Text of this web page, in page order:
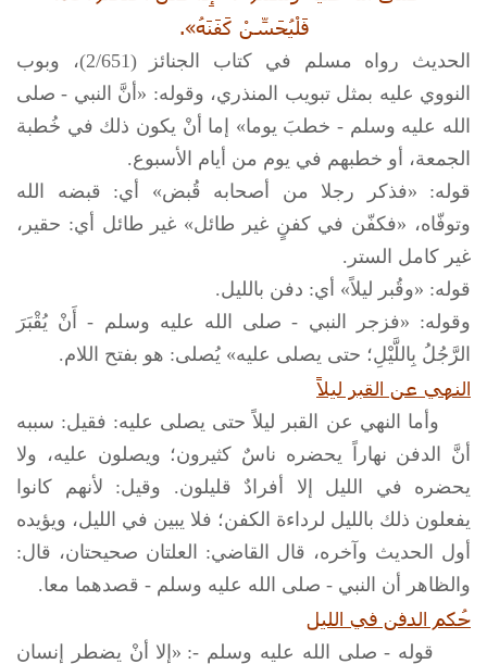
فَلْيُحَسِّنْ كَفَنَهُ».
الحديث رواه مسلم في كتاب الجنائز (2/651)، وبوب
النووي عليه بمثل تبويب المنذري، وقوله: «أنَّ النبي - صلى
الله عليه وسلم - خطبَ يوما» إما أنْ يكون ذلك في خُطبة
الجمعة، أو خطبهم في يوم من أيام الأسبوع.
قوله: «فذكر رجلا من أصحابه قُبض» أي: قبضه الله
وتوفّاه، «فكفّن في كفنٍ غير طائل» غير طائل أي: حقير،
غير كامل الستر.
قوله: «وقُبر ليلاً» أي: دفن بالليل.
وقوله: «فزجر النبي - صلى الله عليه وسلم - أَنْ يُقْبَرَ
الرَّجُلُ بِاللَّيْلِ؛ حتى يصلى عليه» يُصلى: هو بفتح اللام.
النهي عن القبر ليلاً
وأما النهي عن القبر ليلاً حتى يصلى عليه: فقيل: سببه
أنَّ الدفن نهاراً يحضره ناسٌ كثيرون؛ ويصلون عليه، ولا
يحضره في الليل إلا أفرادٌ قليلون. وقيل: لأنهم كانوا
يفعلون ذلك بالليل لرداءة الكفن؛ فلا يبين في الليل، ويؤيده
أول الحديث وآخره، قال القاضي: العلتان صحيحتان، قال:
والظاهر أن النبي - صلى الله عليه وسلم - قصدهما معا.
حُكم الدفن في الليل
قوله - صلى الله عليه وسلم -: «إلا أنْ يضطر إنسان